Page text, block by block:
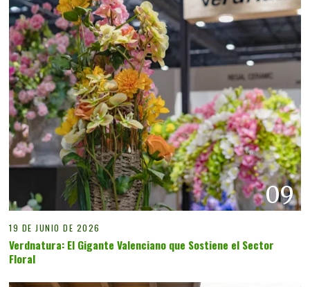
09
19 DE JUNIO DE 2026
Verdnatura: El Gigante Valenciano que Sostiene el Sector
Floral